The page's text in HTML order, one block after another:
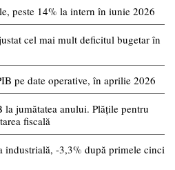
peste 14% la intern în iunie 2026
cel mai mult deficitul bugetar în
pe date operative, în aprilie 2026
jumătatea anului. Plățile pentru
fiscală
industrială, -3,3% după primele cinci